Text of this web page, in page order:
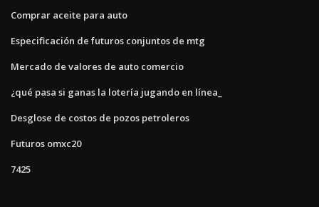
Comprar aceite para auto
Especificación de futuros conjuntos de mtg
Mercado de valores de auto comercio
¿qué pasa si ganas la lotería jugando en línea_
Desglose de costos de pozos petroleros
Futuros omxc20
7425